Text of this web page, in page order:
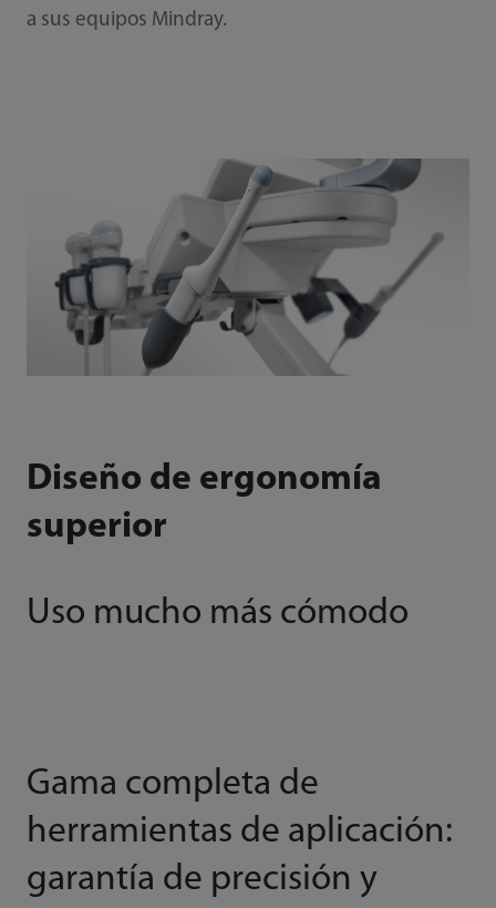
a sus equipos Mindray.
Diseño de ergonomía
superior
Uso mucho más cómodo
Gama completa de
herramientas de aplicación:
garantía de precisión y